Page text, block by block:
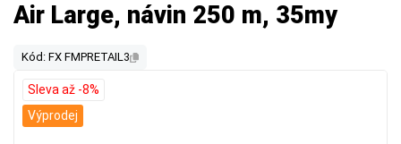
Air Large, návin 250 m, 35my
Kód: FX FMPRETAIL3
Sleva až -8%
Výprodej